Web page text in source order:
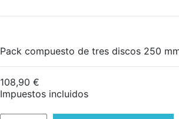
Pack compuesto de tres discos 250
108,90 €
Impuestos incluidos